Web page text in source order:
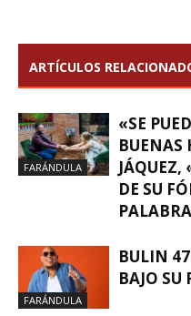
ARTÍCULOS
FARÁNDULA
«SE
BUENAS
JÁQUEZ,
DE SU
FARÁNDULA
BULIN
BAJO SU